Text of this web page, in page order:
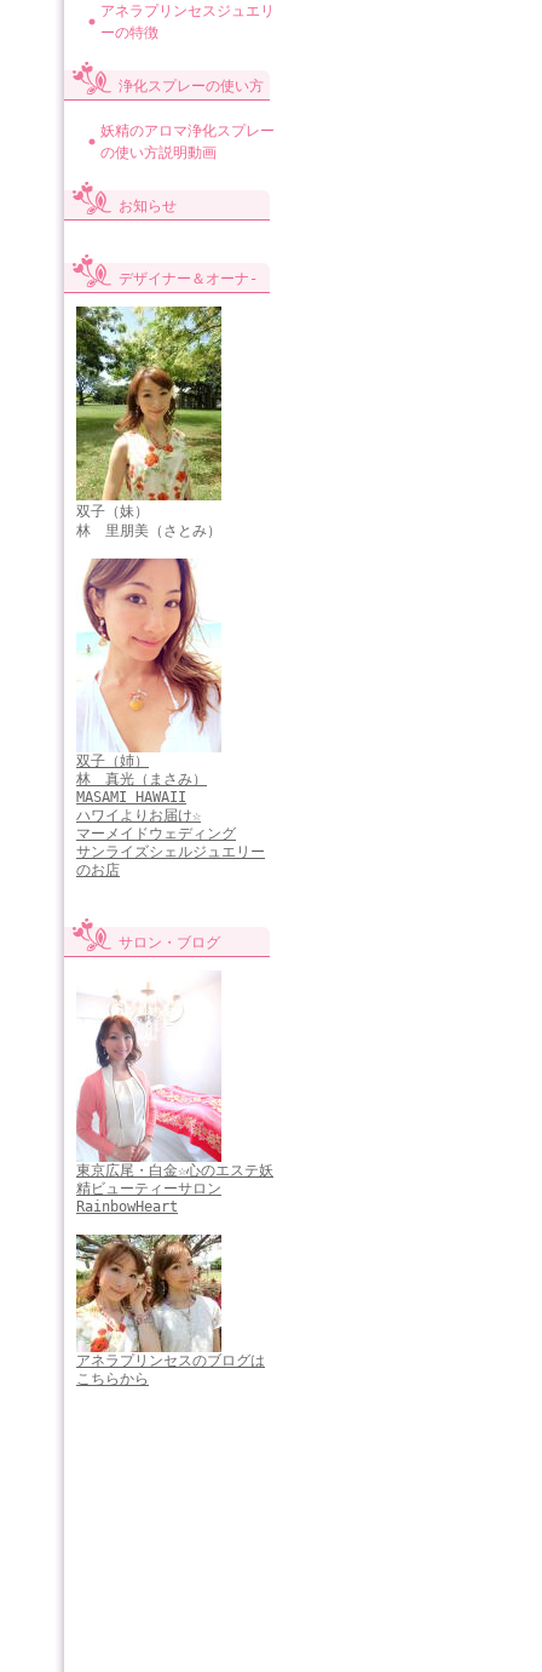
アネラプリンセスジュエリ
ーの特徴
浄化スプレーの使い方
妖精のアロマ浄化スプレー
の使い方説明動画
お知らせ
デザイナー＆オーナ-
双子（妹）
林 里朋美（さとみ）
双子（姉）
林 真光（まさみ）
MASAMI HAWAII
ハワイよりお届け☆
マーメイドウェディング
サンライズシェルジュエリー
のお店
サロン・ブログ
東京広尾・白金☆心のエステ妖
精ビューティーサロン
RainbowHeart
アネラプリンセスのブログは
こちらから